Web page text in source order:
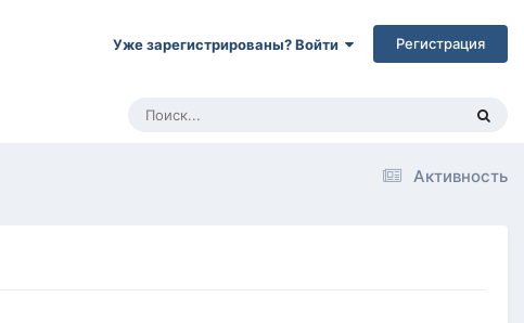
Уже зарегистрированы? Войти Регистрация
Активность